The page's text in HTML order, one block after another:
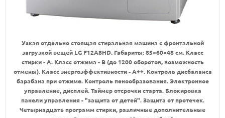
Узкая отдельно стоящая стиральная машина с фронтальной
загрузкой вещей LG F12A8HD. Габариты: 85×60×48 см. Класс
стирки - А. Класс отжима - В (до 1200 оборотов, возможность
отмены). Класс энергоэффективности - А++. Контроль дисбаланса
барабана при отжиме. Контроль пенообразования. Электронное
управление, дисплей. Таймер отсрочки старта. Блокировка
панели управления - "защита от детей". Защита от протечек.
Четырнадцать программ стирки, различные дополнительные